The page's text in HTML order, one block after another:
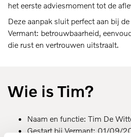
het eerste adviesmoment tot de
Deze aanpak sluit perfect aan bij
Vermant: betrouwbaarheid,
die rust en vertrouwen uitstraalt.
Wie is Tim?
Naam en functie: Tim De
Gestart bij Vermant: 01/09/